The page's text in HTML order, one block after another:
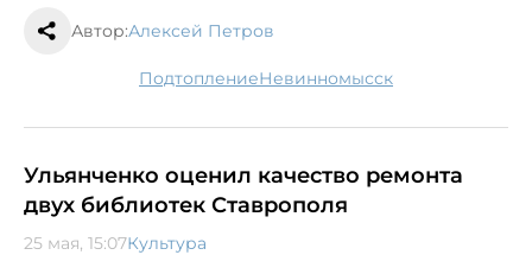
Автор:Алексей Петров
подтопление Невинномысск
Ульянченко оценил качество ремонта
двух библиотек Ставрополя
25 мая, 15:07Культура